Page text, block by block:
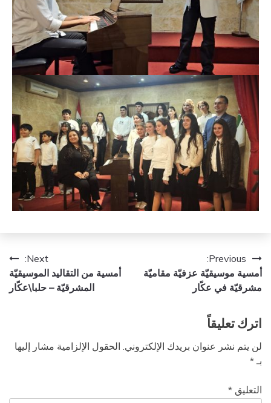
تصفّح
المقالات
Previous:
أمسية موسيقيّة عزفيّة مقاميّة
مشرقيّة في عكّار
Next:
أمسية من التقاليد الموسيقيّة
المشرقيّة – حلبا\عكّار
اترك تعليقاً
لن يتم نشر عنوان بريدك الإلكتروني. الحقول الإلزامية مشار إليها
بـ*
التعليق *